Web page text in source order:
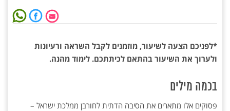
*לפניכם הצעה לשיעור, מוזמנים לקבל השראה ורעיונות
ולערוך את השיעור בהתאם לכיתתכם. לימוד מהנה.
בכמה מילים
פסוקים אלו מתארים את הסיבה הדתית לחורבן ממלכת ישראל –